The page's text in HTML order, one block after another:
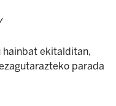
hainbat ekitalditan,
parada